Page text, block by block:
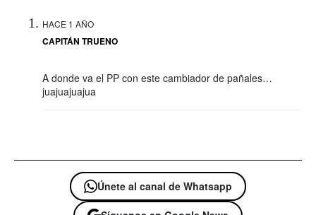
HACE 1 AÑO
CAPITÁN TRUENO
A donde va el PP con este cambiador de pañales…
juajuajuajua
Únete al canal de Whatsapp